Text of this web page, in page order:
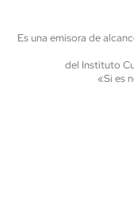
Es una emisora de
del Instituto
«Si es